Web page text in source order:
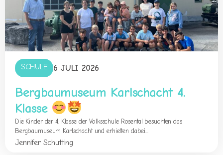
SCHULE 6 JULI 2026
Bergbaumuseum Karlschacht 4.
Klasse
Die Kinder der 4. Klasse der Volksschule Rosental besuchten das
Bergbaumuseum Karlschacht und erhielten dabei...
Jennifer Schutting